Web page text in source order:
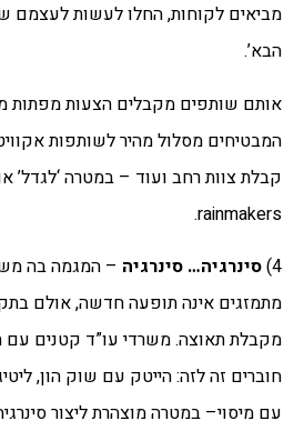
מביאים לקוחות, החלו לעשות לעצמם
הבא’.
אותם שותפים מקבלים הצעות מפתות
המבטיחים מסלול מהיר לשותפות
rainmakers.
4) סינרגיה… סינרגיה – המגמה בה
מתמזגים אינה תופעה חדשה, אולם
מקבלת תאוצה. משרדי עו”ד קטנים עם
חוברים זה לזה: הייטק עם שוק הון,
עם מיסוי– במטרה מוצהרת ליצור